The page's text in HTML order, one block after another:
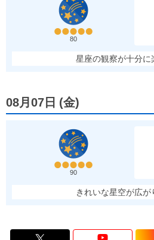
80
星座の観察が十分に
08月07日 (金)
90
きれいな星空が広が